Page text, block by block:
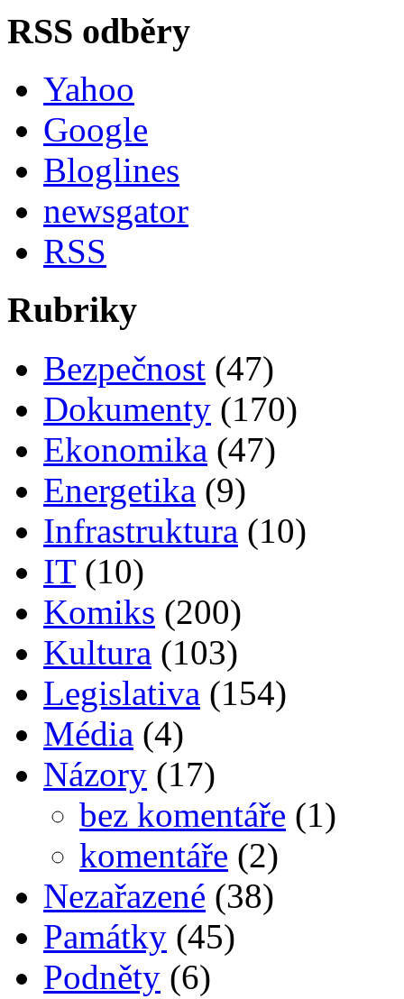
RSS odběry
Yahoo
Google
Bloglines
newsgator
RSS
Rubriky
Bezpečnost (47)
Dokumenty (170)
Ekonomika (47)
Energetika (9)
Infrastruktura (10)
IT(10)
Komiks (200)
Kultura (103)
Legislativa (154)
Média (4)
Názory (17)
bez komentáře (1)
komentáře (2)
Nezařazené (38)
Památky (45)
Podněty (6)